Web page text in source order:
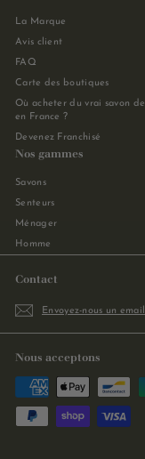
La Marque
Avis client
FAQ
Carte des boutiques
Où acheter du vrai savon
en France ?
Devenez Franchisé
Nos gammes
Savons
Senteurs
Ménager
Homme
Contact
Envoyez-nous un email
Nous acceptons